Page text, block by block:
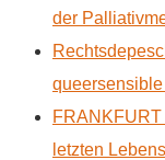
der
letzten